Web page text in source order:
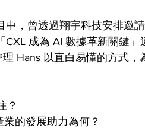
中，曾透過翔宇科技安排邀
成為 AI 數據革新關鍵
Hans 以直白易懂的方式，
？
的發展助力為何？